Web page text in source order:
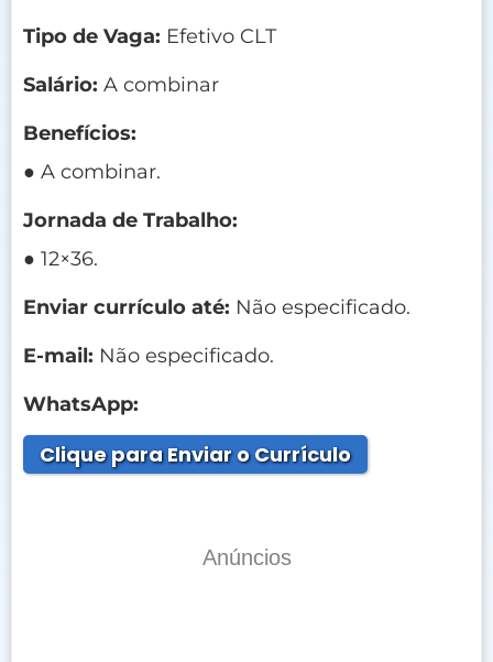
Tipo de Vaga: Efetivo CLT
Salário: A combinar
Benefícios:
● A combinar.
Jornada de Trabalho:
● 12×36.
Enviar currículo até: Não especificado.
E-mail: Não especificado.
WhatsApp:
Clique para Enviar o Currículo
Anúncios